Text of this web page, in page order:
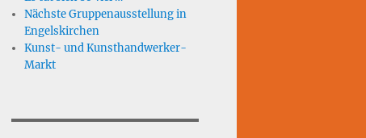
Nächste Gruppenausstellung in
Engelskirchen
Kunst- und Kunsthandwerker-
Markt